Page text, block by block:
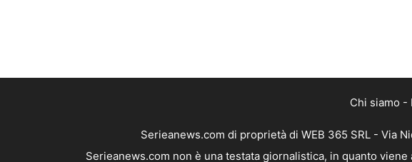
Chi siamo -
Serieanews.com di proprietà di WEB 365 SRL - Via
Serieanews.com non è una testata giornalistica, in quanto